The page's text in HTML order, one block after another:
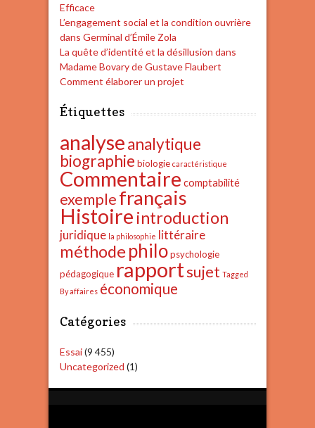
Efficace
L’engagement social et la condition ouvrière
dans Germinal d’Émile Zola
La quête d’identité et la désillusion dans
Madame Bovary de Gustave Flaubert
Comment élaborer un projet
Étiquettes
analyseanalytique
biographie biologie caractéristique
Commentaire comptabilité
exemplefrançais
Histoire introduction
juridique la philosophie littéraire
méthode philo psychologie
pédagogique rapportsujet Tagged
By affaires économique
Catégories
Essai(9 455)
Uncategorized (1)